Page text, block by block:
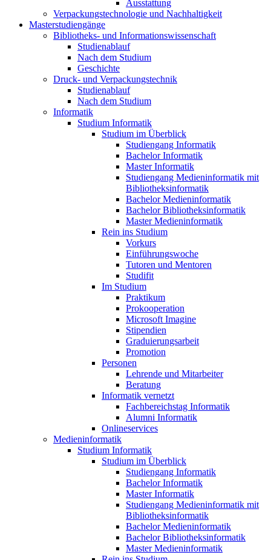
Ausstattung
Verpackungstechnologie und Nachhaltigkeit
Masterstudiengänge
Bibliotheks- und Informationswissenschaft
Studienablauf
Nach dem Studium
Geschichte
Druck- und Verpackungstechnik
Studienablauf
Nach dem Studium
Informatik
Studium Informatik
Studium im Überblick
Studiengang Informatik
Bachelor Informatik
Master Informatik
Studiengang Medieninformatik mit
Bibliotheksinformatik
Bachelor Medieninformatik
Bachelor Bibliotheksinformatik
Master Medieninformatik
Rein ins Studium
Vorkurs
Einführungswoche
Tutoren und Mentoren
Studifit
Im Studium
Praktikum
Prokooperation
Microsoft Imagine
Stipendien
Graduierungsarbeit
Promotion
Personen
Lehrende und Mitarbeiter
Beratung
Informatik vernetzt
Fachbereichstag Informatik
Alumni Informatik
Onlineservices
Medieninformatik
Studium Informatik
Studium im Überblick
Studiengang Informatik
Bachelor Informatik
Master Informatik
Studiengang Medieninformatik mit
Bibliotheksinformatik
Bachelor Medieninformatik
Bachelor Bibliotheksinformatik
Master Medieninformatik